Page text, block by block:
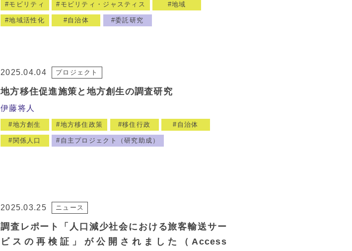
モビリティ モビリティ・ジャスティス 地域
地域活性化 自治体 委託研究
2025.04.04 プロジェクト
地方移住促進施策と地方創生の調査研究
伊藤将人
地方創生 地方移住政策 移住行政 自治体
関係人口 自主プロジェクト（研究助成）
2025.03.25 ニュース
調査レポート「人口減少社会における旅客輸送サー
ビスの再検証」が公開されました（Access